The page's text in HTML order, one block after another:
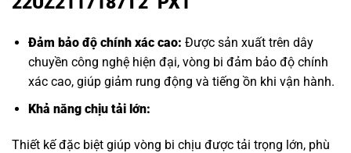
Đảm bảo độ chính xác cao: Được sản xuất trên dây
chuyền công nghệ hiện đại, vòng bi đảm bảo độ chính
xác cao, giúp giảm rung động và tiếng ồn khi vận hành.
Khả năng chịu tải lớn:
Thiết kế đặc biệt giúp vòng bi chịu được tải trọng lớn, phù